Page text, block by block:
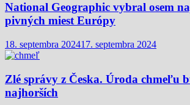
National Geographic vybral osem
pivných miest Európy
18. septembra 202417. septembra 2024
Zlé správy z Česka. Úroda chmeľu
najhorších